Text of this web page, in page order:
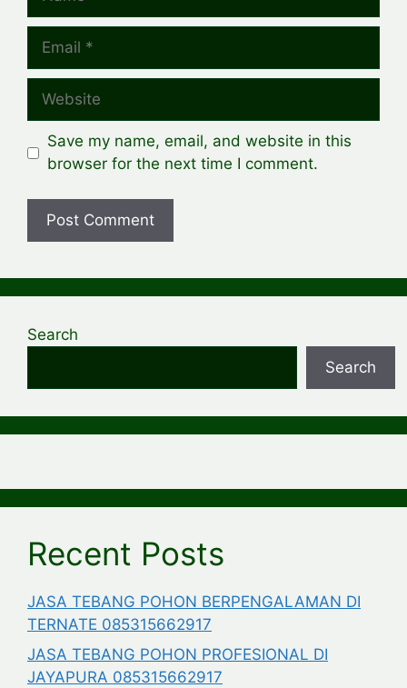
Email
Website
Save my name, email, and website in this
browser for the next time I comment.
Search
Search
Recent Posts
JASA TEBANG POHON BERPENGALAMAN DI
TERNATE 085315662917
JASA TEBANG POHON PROFESIONAL DI
JAYAPURA 085315662917